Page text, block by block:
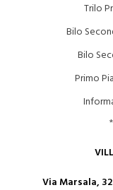
Trilo
Bilo
Bilo
Primo
Via Marsala,